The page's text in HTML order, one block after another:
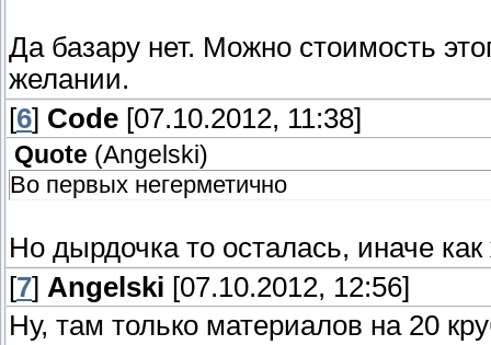
Да базару нет. Можно стоимость
желании.
[6] Code [07.10.2012, 11:38]
Quote (Angelski)
Во первых негерметично
Но дырдочка то осталась, иначе
[7] Angelski [07.10.2012, 12:56]
Ну, там только материалов на 20